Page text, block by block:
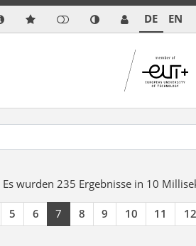
DE EN
Es wurden 235 Ergebnisse in 10
5 6 7 8 9 10 11 12